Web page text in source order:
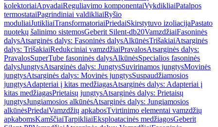
kolektoriaiApvadaiReguliavimo komponentaiVykdikliaiPatalpos
termostataiPagrindiniai valdikliaiRyšio
moduliaiJutikliaiTransformatoriaiPriedaiSkirstytuvo izoliacijaPastato
nuotekų šalinimo sistemosGeberit Silent-db20VamzdžiaiFasoninės
dalysAtsarginės dalys: Fasoninės dalysAlkūnėsTrišakiaiAtsarginės
dalys: TrišakiaiRedukciniai vamzdžiaiPravalosAtsarginės dalys:
PravalosSuperTube fasoninės dalysAlkūnėsSpecialios fasoninės
dalysJungtysAtsarginės dalys: JungtysSuvirinamos jungtysMovinės
jungtysAtsarginės dalys: Movinės jungtysSuspaudžiamosios
jungtysAdapteriai į kitas medžiagasAtsarginės dalys: Adapteriai į
kitas medžiagasPrietaisų jungtysAtsarginės dalys: Prietaisų
jungtysJungiamosios alkūnėsAtsarginės dalys: Jungiamosios
alkūnėsPriedaiVamzdžių apkabosTvirtinimo elementai vamzdžių
apkabomsKamščiaiTarpikliaiEksploatacinės medžiagosGeberit